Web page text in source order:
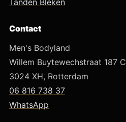
Tanden Bleken
Contact
Men's Bodyland
Willem Buytewechstraat 187 C
3024 XH, Rotterdam
06 816 738 37
WhatsApp